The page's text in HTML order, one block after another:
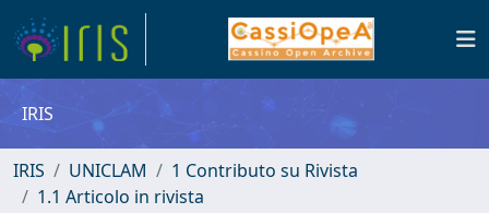
IRIS
IRIS UNICLAM
1 Contributo su Rivista
1.1 Articolo in rivista